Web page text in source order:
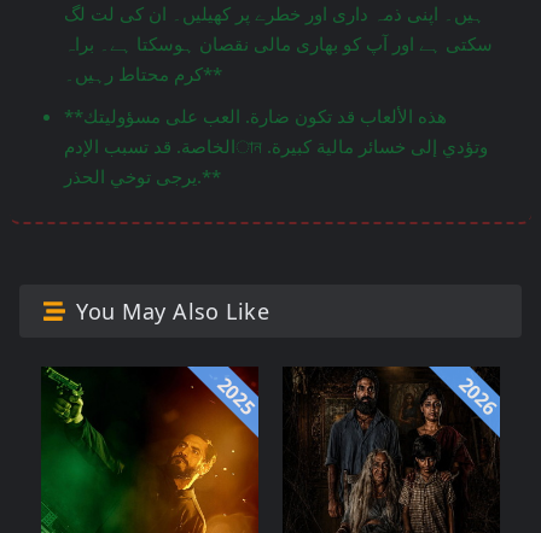
ہیں۔ اپنی ذمہ داری اور خطرے پر کھیلیں۔ ان کی لت لگ
سکتی ہے اور آپ کو بھاری مالی نقصان ہوسکتا ہے۔ براہ
کرم محتاط رہیں۔**
**هذه الألعاب قد تكون ضارة. العب على مسؤوليتك
الخاصة. قد تسبب الإدمান وتؤدي إلى خسائر مالية كبيرة.
يرجى توخي الحذر.**
You May Also Like
2025 2026